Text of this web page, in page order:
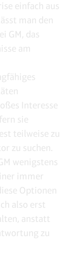
einfach aus
man den
GM, das
am
Interesse
sie
teilweise zu
zu suchen.
wenigstens
immer
Optionen
also erst
anstatt
zu